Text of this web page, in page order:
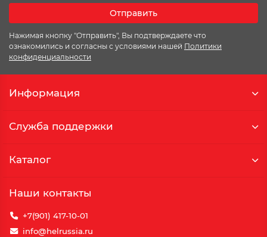
Отправить
Нажимая кнопку "Отправить", Вы подтверждаете что
ознакомились и согласны с условиями нашей Политики
конфиденциальности
Информация
Служба поддержки
Каталог
Наши контакты
+7(901) 417-10-01
info@helrussia.ru